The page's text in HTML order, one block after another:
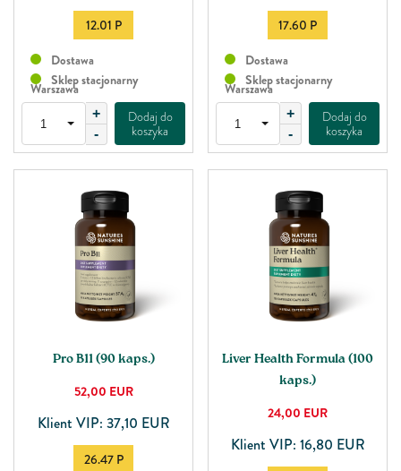
12.01 P
Dostawa
Sklep stacjonarny
Warszawa
+
-
Dodaj do
koszyka
17.60 P
Dostawa
Sklep stacjonarny
Warszawa
+
-
Dodaj do
koszyka
Pro B11 (90 kaps.)
52,00 EUR
Klient VIP: 37,10 EUR
26.47 P
Liver Health Formula (100
kaps.)
24,00 EUR
Klient VIP: 16,80 EUR